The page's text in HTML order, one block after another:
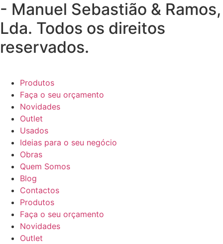
- Manuel Sebastião & Ramos,
Lda. Todos os direitos
reservados.
Produtos
Faça o seu orçamento
Novidades
Outlet
Usados
Ideias para o seu negócio
Obras
Quem Somos
Blog
Contactos
Produtos
Faça o seu orçamento
Novidades
Outlet